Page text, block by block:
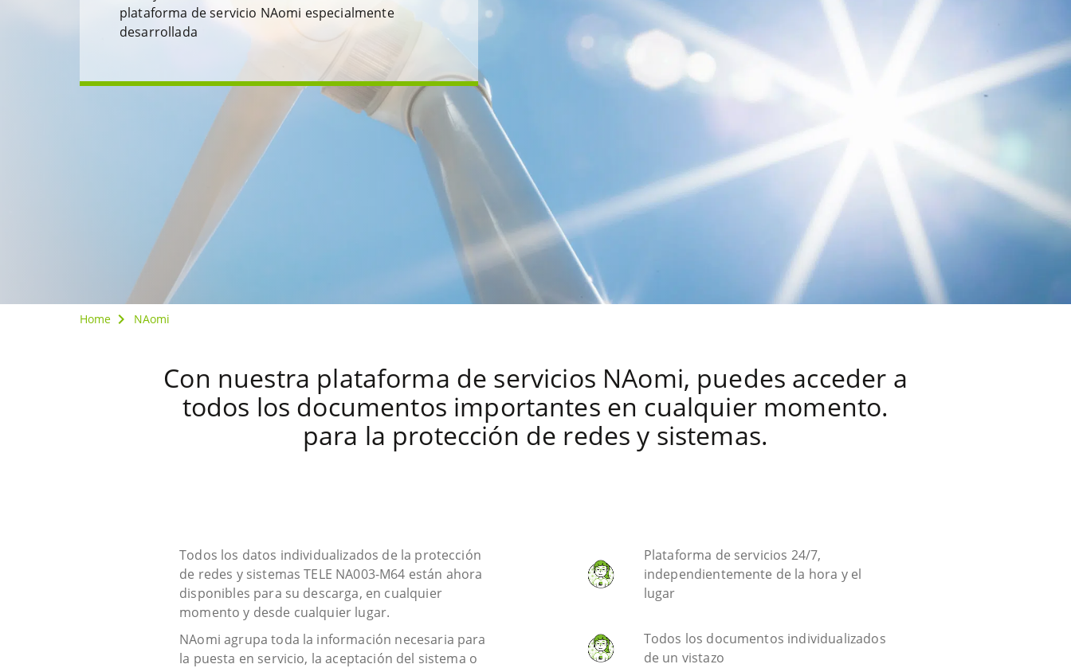
plataforma de servicio NAomi especialmente
desarrollada
Home NAomi
Con nuestra plataforma de servicios NAomi, puedes acceder a
todos los documentos importantes en cualquier momento.
para la protección de redes y sistemas.
Todos los datos individualizados de la protección
de redes y sistemas TELE NA003-M64 están ahora
disponibles para su descarga, en cualquier
momento y desde cualquier lugar.
NAomi agrupa toda la información necesaria para
la puesta en servicio, la aceptación del sistema o
Plataforma de servicios 24/7,
independientemente de la hora y el
lugar
Todos los documentos individualizados
de un vistazo